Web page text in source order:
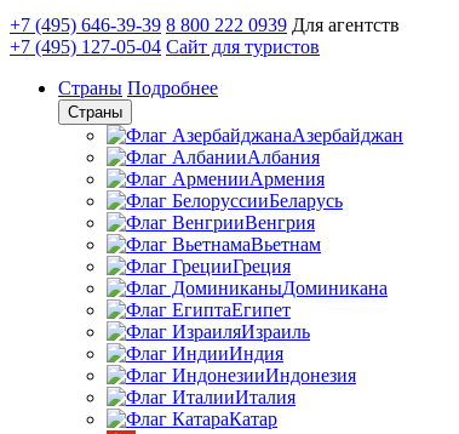
+7 (495) 646-39-39 8 800 222 0939 Для агентств
+7 (495) 127-05-04 Сайт для туристов
Страны Подробнее
Страны
Азербайджан
Албания
Армения
Беларусь
Венгрия
Вьетнам
Греция
Доминикана
Египет
Израиль
Индия
Индонезия
Италия
Катар